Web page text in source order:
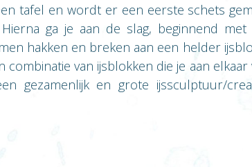
tafel en wordt er een eerste schets
ga je aan de slag, beginnend
hakken en breken aan een helder
combinatie van ijsblokken die je aan
gezamenlijk en grote ijssculptuur/